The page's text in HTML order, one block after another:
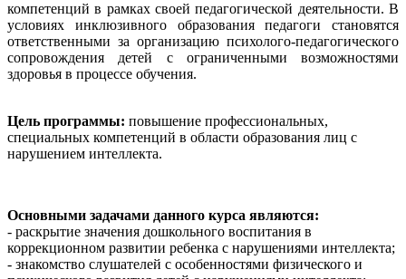
компетенций в рамках своей педагогической деятельности. В
условиях инклюзивного образования педагоги становятся
ответственными за организацию психолого-педагогического
сопровождения детей с ограниченными возможностями
здоровья в процессе обучения.
Цель программы: повышение профессиональных,
специальных компетенций в области образования лиц с
нарушением интеллекта.
Основными задачами данного курса являются:
- раскрытие значения дошкольного воспитания в
коррекционном развитии ребенка с нарушениями интеллекта;
- знакомство слушателей с особенностями физического и